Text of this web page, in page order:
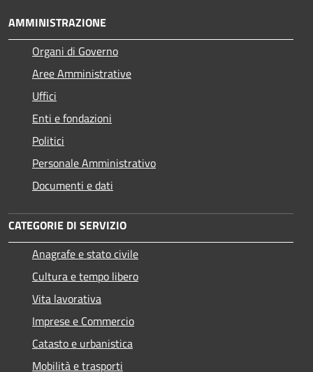
AMMINISTRAZIONE
Organi di Governo
Aree Amministrative
Uffici
Enti e fondazioni
Politici
Personale Amministrativo
Documenti e dati
CATEGORIE DI SERVIZIO
Anagrafe e stato civile
Cultura e tempo libero
Vita lavorativa
Imprese e Commercio
Catasto e urbanistica
Mobilità e trasporti